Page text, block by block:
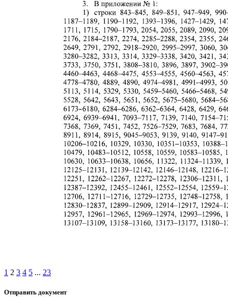
1 2 3 4 5 ... 23
Отправить документ